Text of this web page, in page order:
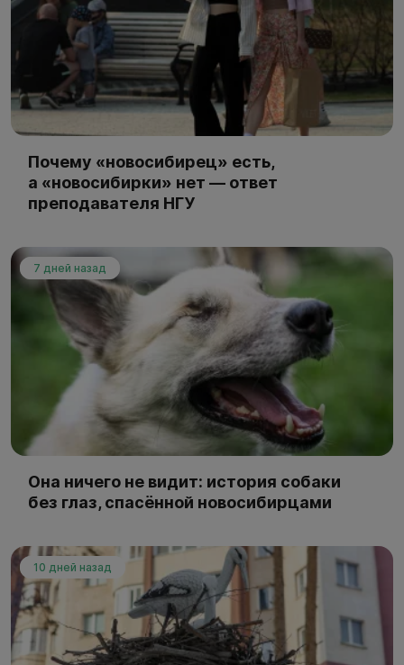
Почему «новосибирец» есть,
а «новосибирки» нет — ответ
преподавателя НГУ
7 дней назад
Она ничего не видит: история собаки
без глаз, спасённой новосибирцами
10 дней назад